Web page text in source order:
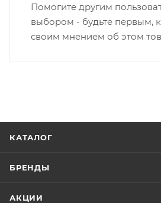
Помогите другим
выбором - будьте первым,
своим мнением об этом
КАТАЛОГ
БРЕНДЫ
АКЦИИ